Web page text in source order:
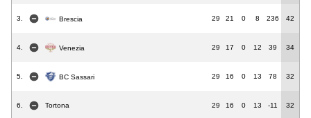
3. Brescia 29 21 0 8 236 42
4. Venezia 29 17 0 12 39 34
5. BC Sassari 29 16 0 13 78 32
6. Tortona 29 16 0 13 -11 32